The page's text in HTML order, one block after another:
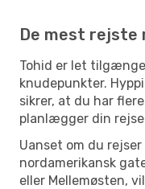
De mest rejste
Tohid er let
knudepunkter.
sikrer, at du har
planlægger din
Uanset om du
nordamerikansk
eller Mellemøsten,